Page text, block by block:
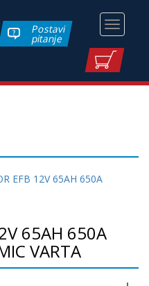
Toggle
Postavi
pitanje
EFB 12V 65AH 650A
65AH 650A
VARTA